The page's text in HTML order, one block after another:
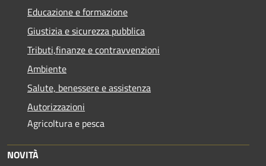
Educazione e formazione
Giustizia e sicurezza pubblica
Tributi,finanze e contravvenzioni
Ambiente
Salute, benessere e assistenza
Autorizzazioni
Agricoltura e pesca
NOVITÀ